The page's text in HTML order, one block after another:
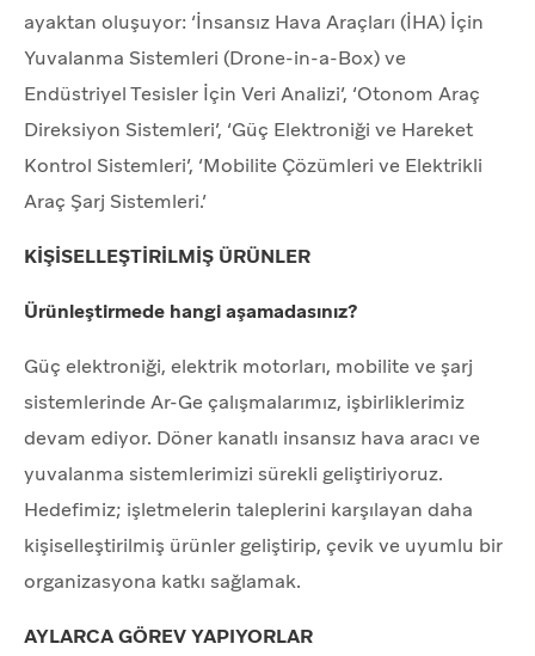
ayaktan oluşuyor: ‘İnsansız Hava Araçları (İHA) İçin
Yuvalanma Sistemleri (Drone-in-a-Box) ve
Endüstriyel Tesisler İçin Veri Analizi’, ‘Otonom Araç
Direksiyon Sistemleri’, ‘Güç Elektroniği ve Hareket
Kontrol Sistemleri’, ‘Mobilite Çözümleri ve Elektrikli
Araç Şarj Sistemleri.’
KİŞİSELLEŞTİRİLMİŞ ÜRÜNLER
Ürünleştirmede hangi aşamadasınız?
Güç elektroniği, elektrik motorları, mobilite ve şarj
sistemlerinde Ar-Ge çalışmalarımız, işbirliklerimiz
devam ediyor. Döner kanatlı insansız hava aracı ve
yuvalanma sistemlerimizi sürekli geliştiriyoruz.
Hedefimiz; işletmelerin taleplerini karşılayan daha
kişiselleştirilmiş ürünler geliştirip, çevik ve uyumlu bir
organizasyona katkı sağlamak.
AYLARCA GÖREV YAPIYORLAR